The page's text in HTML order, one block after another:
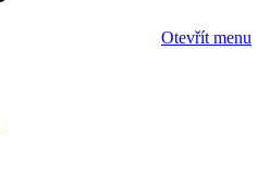
Otevřít menu